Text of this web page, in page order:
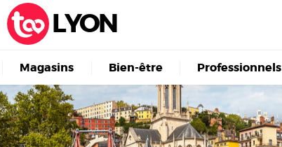
LYON
Magasins Bien-être Professionnels